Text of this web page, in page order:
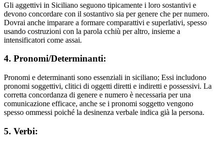
Gli aggettivi in Siciliano seguono tipicamente i loro sostantivi e
devono concordare con il sostantivo sia per genere che per numero.
Dovrai anche imparare a formare comparattivi e superlativi, spesso
usando costruzioni con la parola cchiù per altro, insieme a
intensificatori come assai.
4. Pronomi/Determinanti:
Pronomi e determinanti sono essenziali in siciliano; Essi includono
pronomi soggettivi, clitici di oggetti diretti e indiretti e possessivi. La
corretta concordanza di genere e numero è necessaria per una
comunicazione efficace, anche se i pronomi soggetto vengono
spesso ommessi poiché la desinenza verbale indica già la persona.
5. Verbi: